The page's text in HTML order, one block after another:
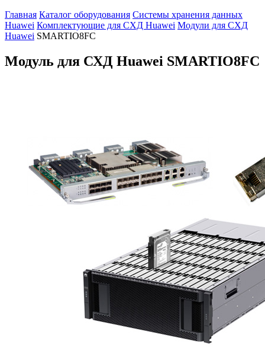
Главная Каталог оборудования Системы хранения данных
Huawei Комплектующие для СХД Huawei Модули для СХД
Huawei SMARTIO8FC
Модуль для СХД Huawei SMARTIO8FC